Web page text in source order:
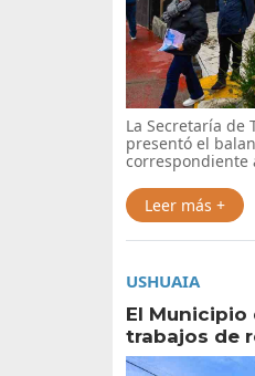
La Secretaría de
presentó el
correspondiente
Leer más +
USHUAIA
El
trabajos de